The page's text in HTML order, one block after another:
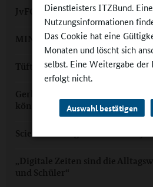
Dienstleisters ITZBund.
Nutzungsinformationen
Das Cookie hat eine
Monaten und löscht sich
selbst. Eine Weitergabe der
erfolgt nicht.
Auswahl bestätigen
JvFG Cham: Im Ganztag zu den
MINT ist cool im
Tüfteln, rechnen,
Gerhart-Hauptmann-
können wir!“
Science on Stage im Heinitz-
„Digitale Zeiten sind die
und Schüler“